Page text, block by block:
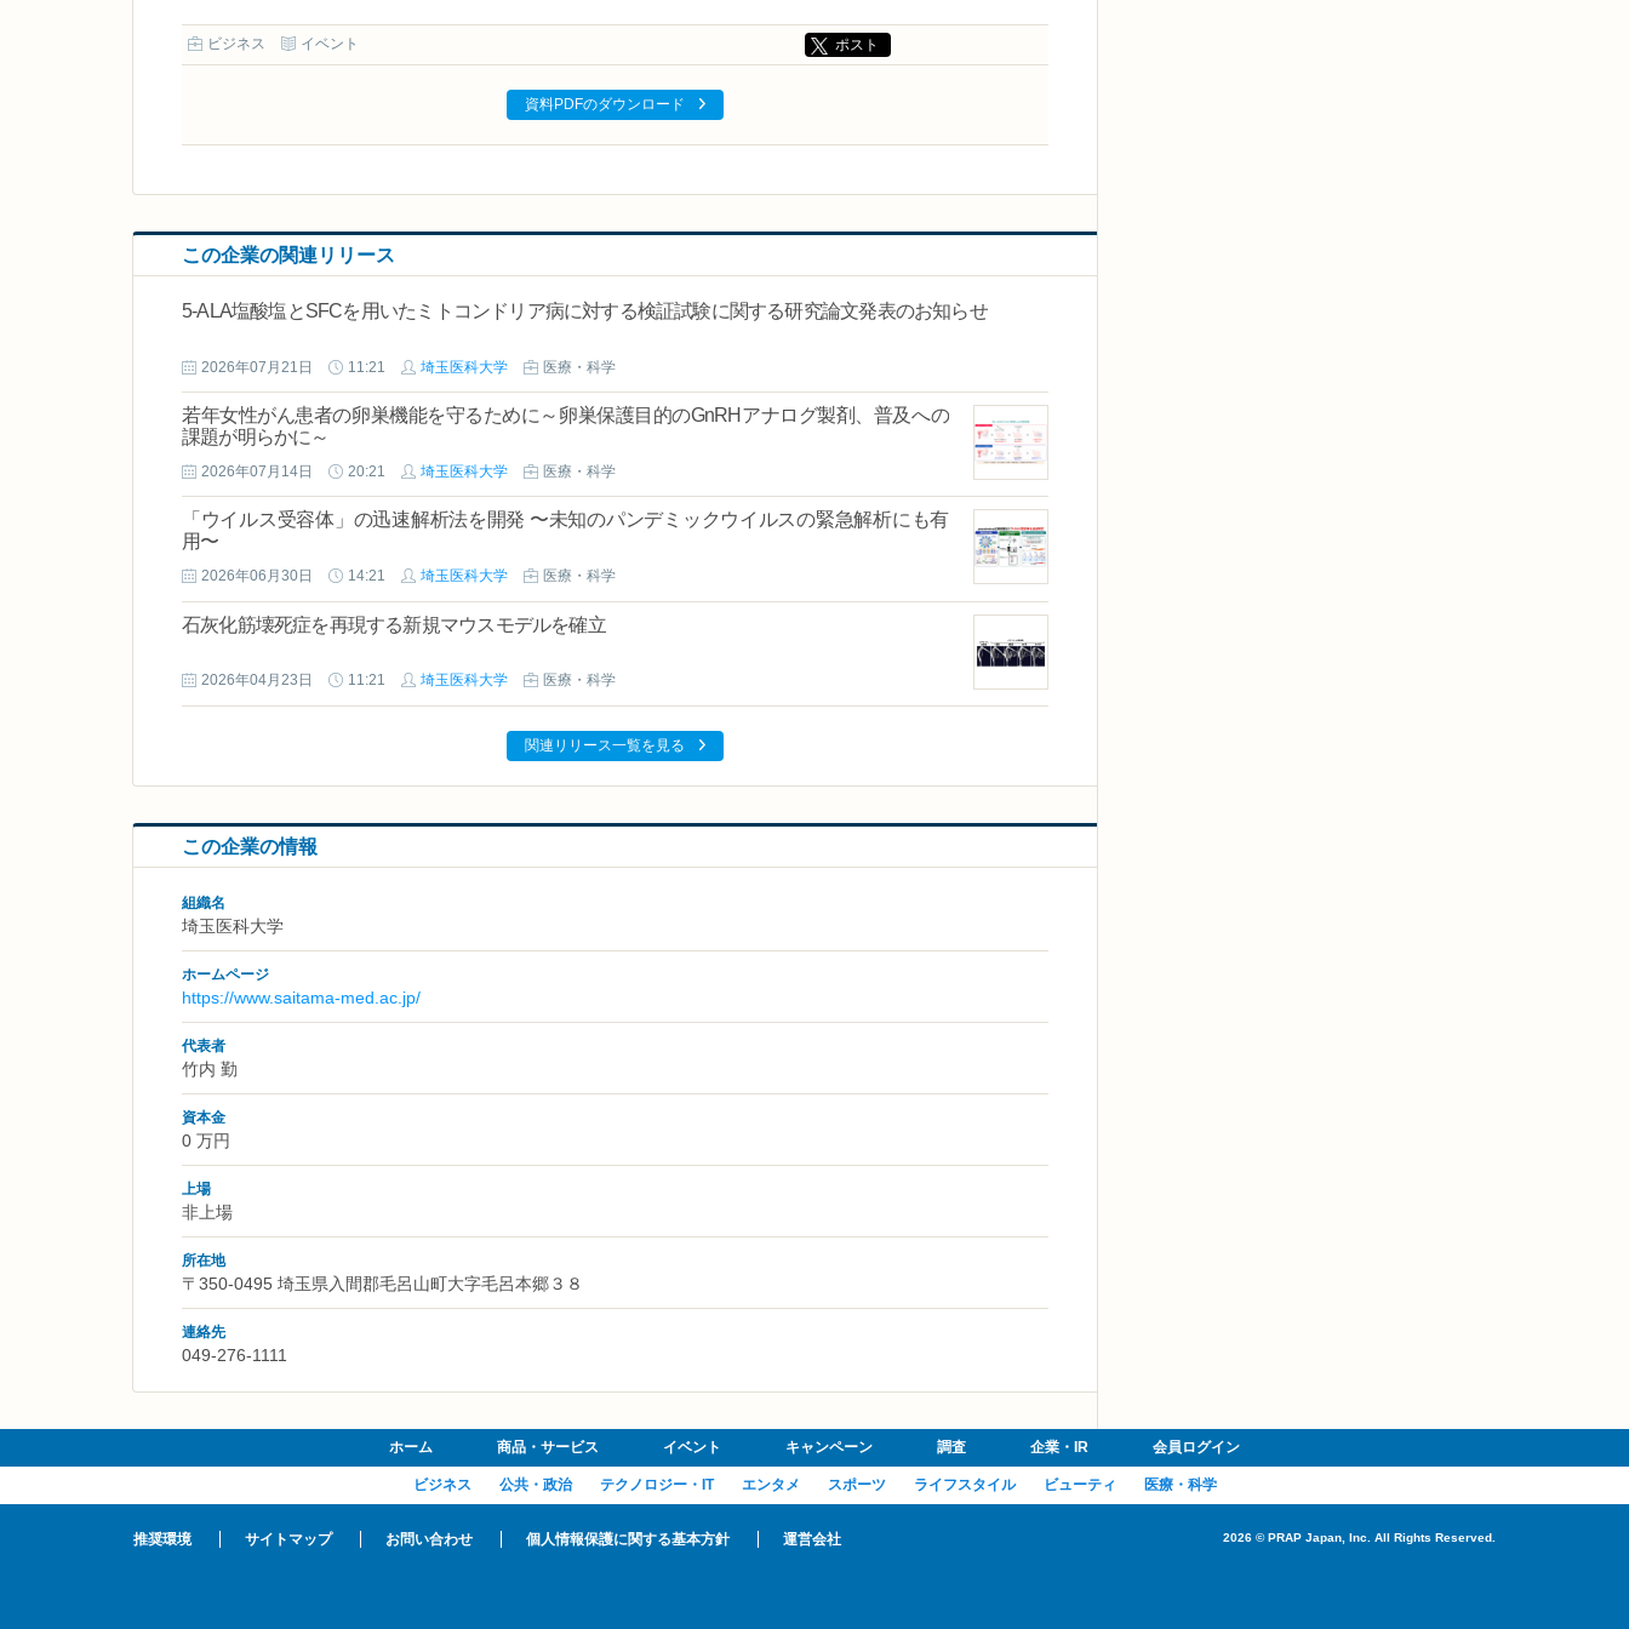
ビジネス イベント ポスト
資料PDFのダウンロード
この企業の関連リリース
5-ALA塩酸塩とSFCを用いたミトコンドリア病に対する検証試験に関する研究論文発表のお知らせ
2026年07月21日 11:21 埼玉医科大学 医療・科学
若年女性がん患者の卵巣機能を守るために～卵巣保護目的のGnRHアナログ製剤、普及への
課題が明らかに～
2026年07月14日 20:21 埼玉医科大学 医療・科学
「ウイルス受容体」の迅速解析法を開発 〜未知のパンデミックウイルスの緊急解析にも有
用〜
2026年06月30日 14:21 埼玉医科大学 医療・科学
石灰化筋壊死症を再現する新規マウスモデルを確立
2026年04月23日 11:21 埼玉医科大学 医療・科学
関連リリース一覧を見る
この企業の情報
組織名
埼玉医科大学
ホームページ
https://www.saitama-med.ac.jp/
代表者
竹内 勤
資本金
0 万円
上場
非上場
所在地
〒350-0495 埼玉県入間郡毛呂山町大字毛呂本郷３８
連絡先
049-276-1111
ホーム 商品・サービス イベント キャンペーン 調査 企業・IR 会員ログイン
ビジネス 公共・政治 テクノロジー・IT エンタメ スポーツ ライフスタイル ビューティ 医療・科学
推奨環境 サイトマップ お問い合わせ 個人情報保護に関する基本方針 運営会社 2026 ©PRAP Japan, Inc. All Rights Reserved.